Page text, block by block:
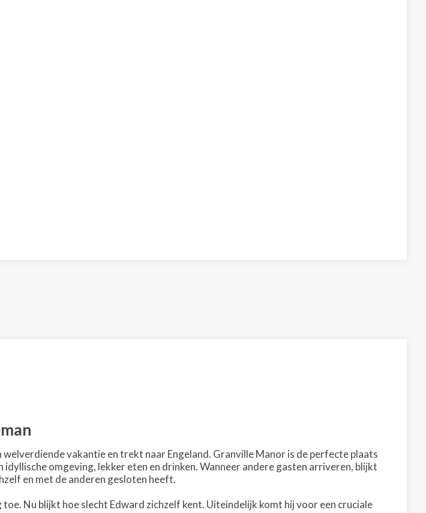
vakantie en trekt naar Engeland. Granville Manor is de perfecte plaats
omgeving, lekker eten en drinken. Wanneer andere gasten arriveren, blijkt
en met de anderen gesloten heeft.
Nu blijkt hoe slecht Edward zichzelf kent. Uiteindelijk komt hij voor een cruciale